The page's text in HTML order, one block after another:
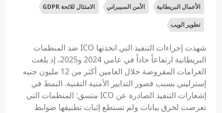
الأعمال البريطانية الأمن السيبراني الامتثال للائحة GDPR
تطوير الويب
شهدت إجراءات التنفيذ التي اتخذتها ICO ضد المنظمات
البريطانية ارتفاعاً حاداً في عامي 2024 و2025، إذ بلغت
الغرامات المفروضة خلال العامين أكثر من 12 مليون جنيه
إسترليني بسبب قصور التدابير الأمنية التقنية. النمط في
إشعارات التنفيذ الصادرة عن ICO متسق: المنظمات التي
تعرضت لخرق بيانات ولم تستطع إثبات تطبيقها ضوابط